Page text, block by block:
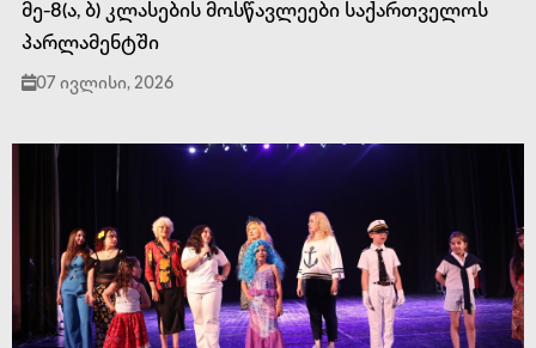
მე-8(ა, ბ) კლასების მოსწავლეები საქართველოს
პარლამენტში
07 ივლისი, 2026